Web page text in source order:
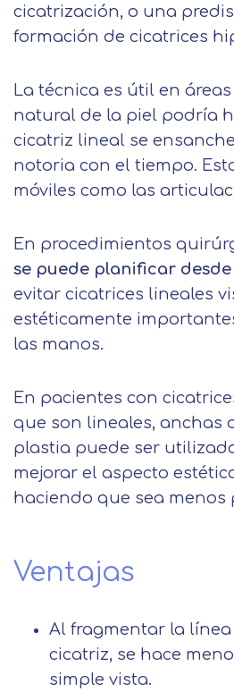
cicatrización, o una
formación de cicatrices
La técnica es útil en
natural de la piel podría
cicatriz lineal se
notoria con el tiempo.
móviles como las
En procedimientos
se puede planificar
evitar cicatrices lineales
estéticamente
las manos.
En pacientes con
que son lineales, anchas
plastia puede ser
mejorar el aspecto
haciendo que sea menos
Ventajas
Al fragmentar la
cicatriz, se hace
simple vista.
Solicitar
Mail
Solicitar
Nombre
Apellidos
Telefono
Email
Mensaje
preferencia
privacidad